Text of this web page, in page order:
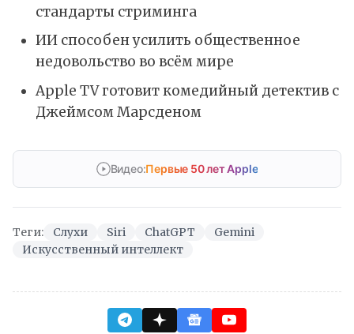
стандарты стриминга
ИИ способен усилить общественное
недовольство во всём мире
Apple TV готовит комедийный детектив с
Джеймсом Марсденом
Видео:Первые 50 лет Apple
Теги: Слухи Siri ChatGPT
Gemini
Искусственный интеллект